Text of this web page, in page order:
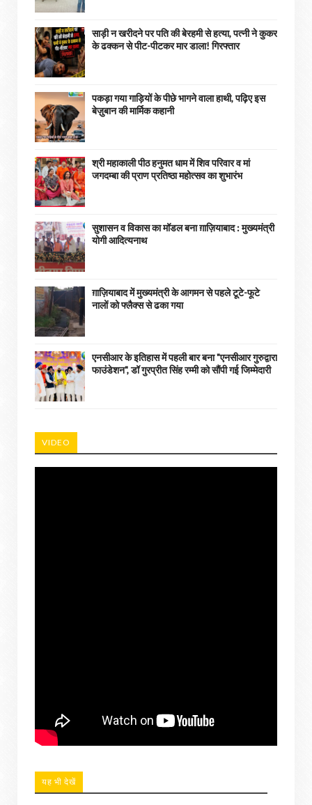
साड़ी न खरीदने पर पति की बेरहमी से हत्या, पत्नी ने कुकर
के ढक्कन से पीट-पीटकर मार डाला! गिरफ्तार
पकड़ा गया गाड़ियों के पीछे भागने वाला हाथी, पढ़िए इस
बेज़ुबान की मार्मिक कहानी
श्री महाकाली पीठ हनुमत धाम में शिव परिवार व मां
जगदम्बा की प्राण प्रतिष्ठा महोत्सव का शुभारंभ
सुशासन व विकास का मॉडल बना ग़ाज़ियाबाद : ​मुख्यमंत्री
योगी आदित्यनाथ
ग़ाज़ियाबाद में मुख्यमंत्री के आगमन से पहले टूटे-फूटे
नालों को फ्लैक्स से ढका गया
एनसीआर के इतिहास में पहली बार बना "एनसीआर गुरुद्वारा
फाउंडेशन", डॉ गुरप्रीत सिंह रम्मी को सौंपी गई जिम्मेदारी
VIDEO
यह भी देखें